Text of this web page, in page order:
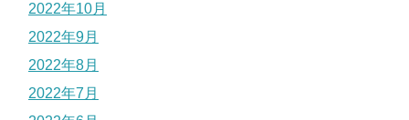
2022年10月
2022年9月
2022年8月
2022年7月